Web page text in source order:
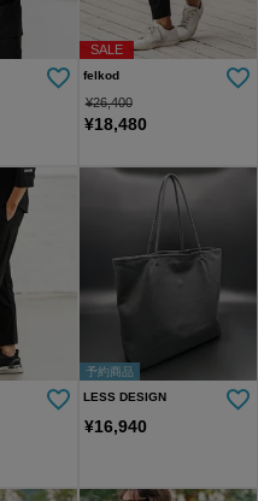
SALE
felkod
¥26,400
¥18,480
予約商品
LESS DESIGN
¥16,940